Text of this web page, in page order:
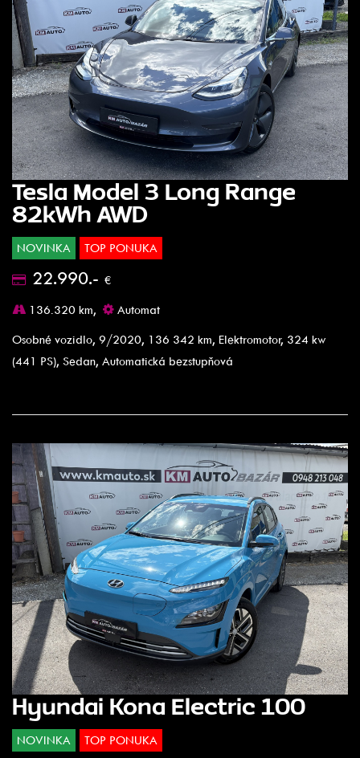
Tesla Model 3 Long Range
82kWh AWD
NOVINKA TOP PONUKA
22.990.- €
136.320 km,
Automat
Osobné vozidlo, 9/2020, 136 342 km, Elektromotor, 324 kw
(441 PS), Sedan, Automatická bezstupňová
Hyundai Kona Electric 100
NOVINKA TOP PONUKA